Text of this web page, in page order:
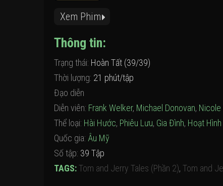
Xem Phim
Thông tin:
Trạng thái: Hoàn Tất (39/39)
Thời lượng: 21 phút/tập
Đạo diễn
Diễn viên: Frank Welker, Michael Donovan, Nicole
Thể loại: Hài Hước, Phiêu Lưu, Gia Đình, Hoạt Hình
Quốc gia: Âu Mỹ
Số tập: 39 Tập
TAGS:Tom and Jerry Tales (Phần 2), Tom and